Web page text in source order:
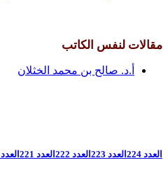
مقالات لنفس الكاتب
أ.د. صالح بن محمد الخثلان
العدد 224 العدد 223 العدد 222 العدد 221 العدد 220